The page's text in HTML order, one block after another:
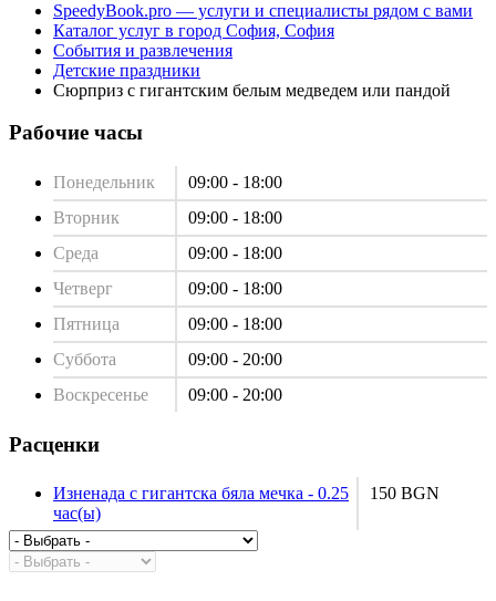
SpeedyBook.pro — услуги и специалисты рядом с вами
Каталог услуг в город София, София
События и развлечения
Детские праздники
Сюрприз с гигантским белым медведем или пандой
Рабочие часы
Понедельник
09:00 - 18:00
Вторник
09:00 - 18:00
Среда
09:00 - 18:00
Четверг
09:00 - 18:00
Пятница
09:00 - 18:00
Суббота
09:00 - 20:00
Воскресенье
09:00 - 20:00
Расценки
Изненада с гигантска бяла мечка - 0.25
час(ы)
150 BGN